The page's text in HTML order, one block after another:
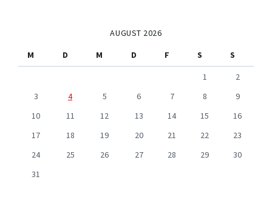
AUGUST 2026
M
D M D F S
S
1
2
3
4 5 6 7 8
9
10
11 12 13 14 15
16
17
18 19 20 21 22
23
24
25 26 27 28 29
30
31